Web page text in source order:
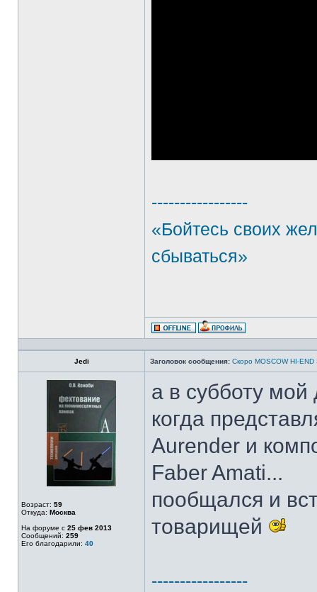
-----------------
«Бойтесь своих
сбываться»
Jedi Заголовок сообщения: Скоро MOSCOW HI-END
Возраст: 59
Откуда: Москва
На форуме с 25 фев 2013
Сообщений: 259
Его благодарили: 40
а в субботу
когда
Aurender и
Faber Amati...
пообщался и
товарищей
-----------------